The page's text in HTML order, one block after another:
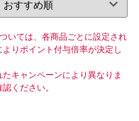
いては、各商品ごとに設定され
りポイント付与倍率が決定し
キャンペーンにより異なりま
ください。